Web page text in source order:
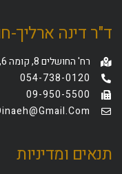
ד"ר דינה ארליך-
רח' החושלים 8, קומה 6, אגף צפוני, ת.ד 12425, הרצליה פיתוח
054-738-0120
09-950-5500
תנאים ומדיניות